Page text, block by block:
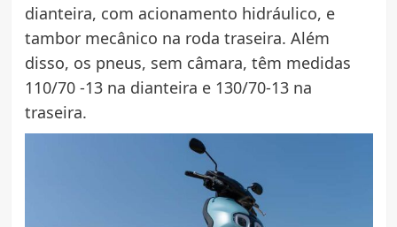
dianteira, com acionamento hidráulico, e
tambor mecânico na roda traseira. Além
disso, os pneus, sem câmara, têm medidas
110/70 -13 na dianteira e 130/70-13 na
traseira.